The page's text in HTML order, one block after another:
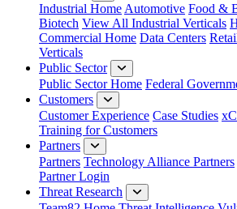
Industrial Home Automotive Food &
Biotech View All Industrial Verticals
Commercial Home Data Centers
Verticals
Public Sector
Public Sector Home Federal
Customers
Customer Experience Case Studies
Training for Customers
Partners
Partners Technology Alliance Partners
Partner Login
Threat Research